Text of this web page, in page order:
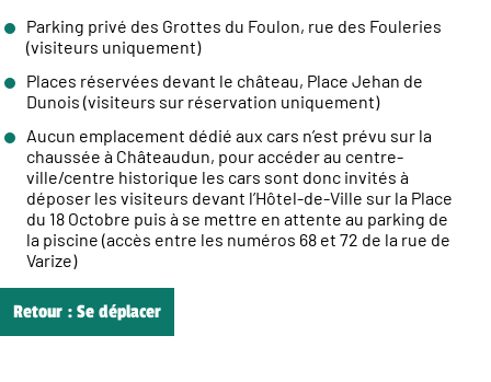
Parking privé des Grottes du Foulon, rue des Fouleries
(visiteurs uniquement)
Places réservées devant le château, Place Jehan de
Dunois (visiteurs sur réservation uniquement)
Aucun emplacement dédié aux cars n’est prévu sur la
chaussée à Châteaudun, pour accéder au centre-
ville/centre historique les cars sont donc invités à
déposer les visiteurs devant l’Hôtel-de-Ville sur la Place
du 18 Octobre puis à se mettre en attente au parking de
la piscine (accès entre les numéros 68 et 72 de la rue de
Varize)
Retour : Se déplacer